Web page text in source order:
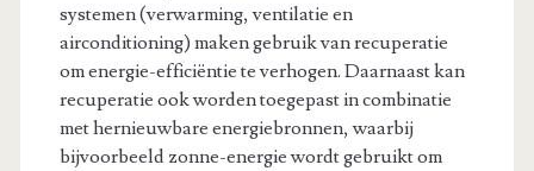
systemen (verwarming, ventilatie en
airconditioning) maken gebruik van recuperatie
om energie-efficiëntie te verhogen. Daarnaast kan
recuperatie ook worden toegepast in combinatie
met hernieuwbare energiebronnen, waarbij
bijvoorbeeld zonne-energie wordt gebruikt om